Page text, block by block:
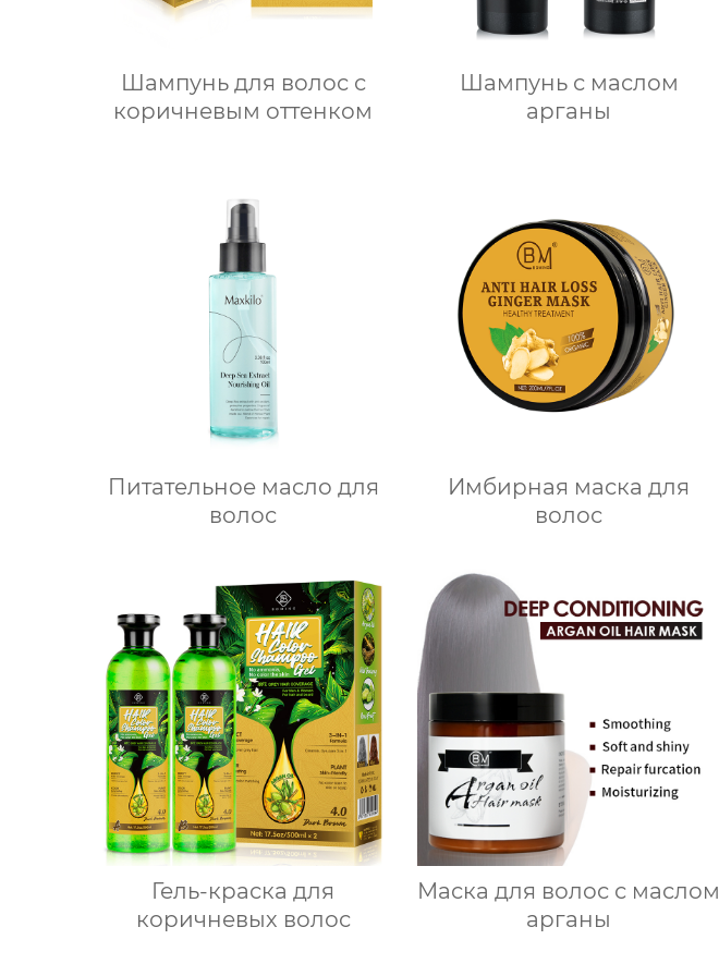
Шампунь для волос с
коричневым оттенком
Шампунь с маслом
арганы
Питательное масло для
волос
Имбирная маска для
волос
Гель-краска для
коричневых волос
Маска для волос с маслом
арганы